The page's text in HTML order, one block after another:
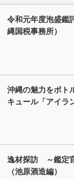
令和元年度泡盛鑑
縄国税事務所）
沖縄の魅力をボト
キュール「アイラ
逸材探訪 ～鑑定
（池原酒造編）